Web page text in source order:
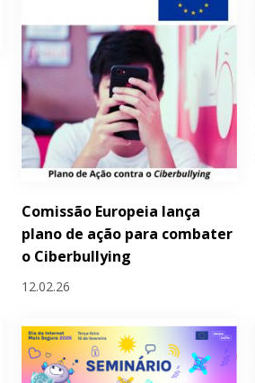
Comissão Europeia lança
plano de ação para combater
o Ciberbullying
12.02.26